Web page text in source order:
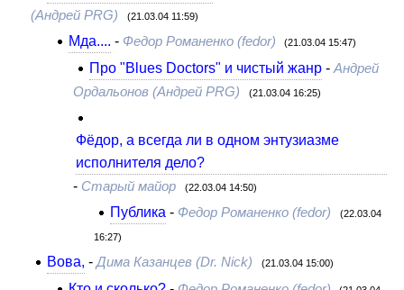
(Андрей PRG)
(21.03.04 11:59)
Мда.... - Федор Романенко (fedor) (21.03.04 15:47)
Про "Blues Doctors" и чистый жанр- Андрей
Ордальонов (Андрей PRG)
(21.03.04 16:25)
Фёдор, а всегда ли в одном энтузиазме
исполнителя дело?
- Старый майор (22.03.04 14:50)
Публика - Федор Романенко (fedor) (22.03.04
16:27)
Вова, -Дима Казанцев (Dr. Nick) (21.03.04 15:00)